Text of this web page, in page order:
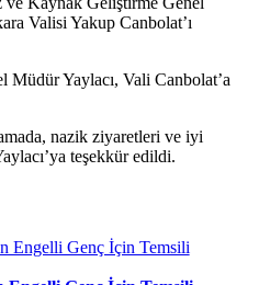
Valisi Yakup Canbolat’ı
Müdür Yaylacı, Vali Canbolat’a
nazik ziyaretleri ve iyi
teşekkür edildi.